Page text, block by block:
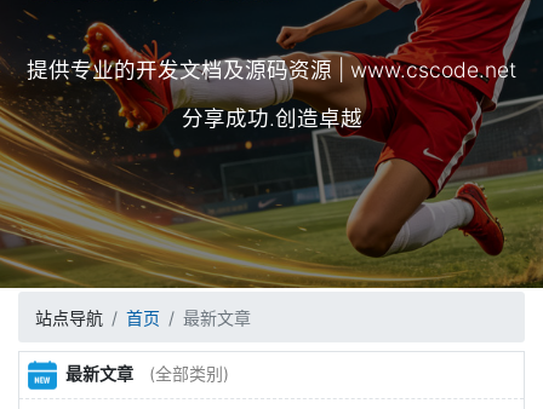
提供专业的开发文档及源码资源 | www.cscode.net
分享成功.创造卓越
站点导航 首页 最新文章
最新文章 (全部类别)